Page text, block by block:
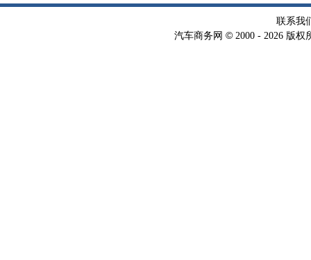
联系我
汽车商务网 © 2000 - 2026 版权